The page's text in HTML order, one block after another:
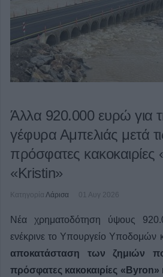
Άλλα 920.000 ευρώ για
γέφυρα Αμπελιάς μετά
πρόσφατες κακοκαιρίες
«Kristin»
Κατηγορία Λάρισα 01 Αυγ 2026
Νέα χρηματοδότηση ύψους
ενέκρινε το Υπουργείο Υποδομών
αποκατάσταση των ζημιών
πρόσφατες κακοκαιρίες «Byron»